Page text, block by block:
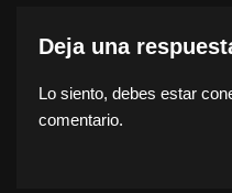
Deja una
Lo siento, debes estar
comentario.